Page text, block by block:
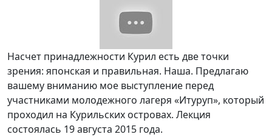
Насчет принадлежности Курил есть две точки
зрения: японская и правильная. Наша. Предлагаю
вашему вниманию мое выступление перед
участниками молодежного лагеря «Итуруп», который
проходил на Курильских островах. Лекция
состоялась 19 августа 2015 года.